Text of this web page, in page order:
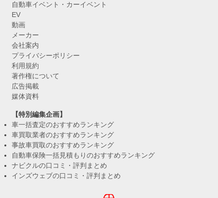
自動車イベント・カーイベント
EV
動画
メーカー
会社案内
プライバシーポリシー
利用規約
著作権について
広告掲載
媒体資料
【特別編集企画】
車一括査定のおすすめランキング
車買取業者のおすすめランキング
事故車買取のおすすめランキング
自動車保険一括見積もりのおすすめランキング
ナビクルの口コミ・評判まとめ
インズウェブの口コミ・評判まとめ